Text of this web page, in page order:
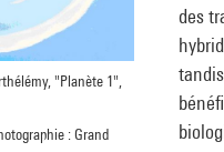
"Planète 1",
: Grand
des